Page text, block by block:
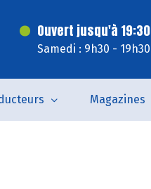
Ouvert jusqu'à 19:30
Samedi : 9h30 - 19h30
Magazines